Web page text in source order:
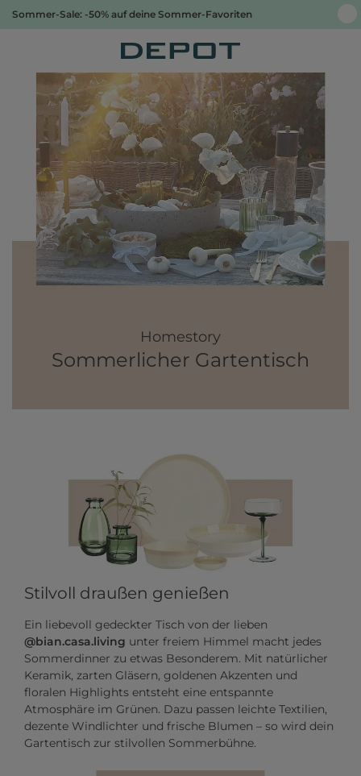
Sommer-Sale: -50% auf deine Sommer-Favoriten
Sommerlicher Gartentisch
Homestory
Stilvoll draußen genießen
Ein liebevoll gedeckter Tisch von der lieben
@bian.casa.living unter freiem Himmel macht jedes
Sommerdinner zu etwas Besonderem. Mit natürlicher
Keramik, zarten Gläsern, goldenen Akzenten und
floralen Highlights entsteht eine entspannte
Atmosphäre im Grünen. Dazu passen leichte Textilien,
dezente Windlichter und frische Blumen – so wird dein
Gartentisch zur stilvollen Sommerbühne.